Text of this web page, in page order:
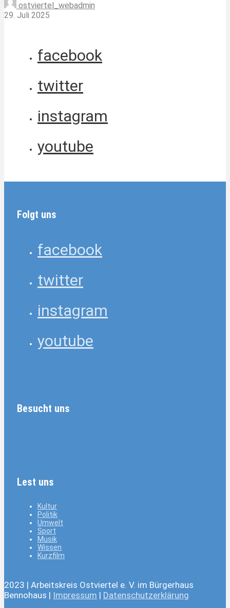
ostviertel_webadmin
29. Juli 2025
facebook
twitter
instagram
youtube
Folgt uns
facebook
twitter
instagram
youtube
Besucht uns
Lest uns
Kultur
Politik
Umwelt
Sport
Musik
Wissen
Kurzfilm
2023 | Arbeitskreis Ostviertel e. V. im Bürgerhaus
Bennohaus | Impressum | Datenschutzerklärung